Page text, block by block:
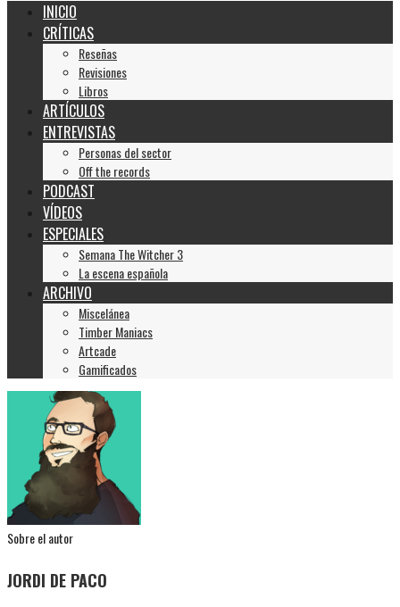
INICIO
CRÍTICAS
Reseñas
Revisiones
Libros
ARTÍCULOS
ENTREVISTAS
Personas del sector
Off the records
PODCAST
VÍDEOS
ESPECIALES
Semana The Witcher 3
La escena española
ARCHIVO
Miscelánea
Timber Maniacs
Artcade
Gamificados
Sobre el autor
JORDI DE PACO